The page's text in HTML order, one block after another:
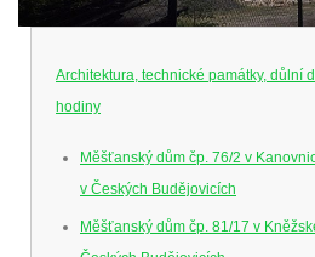
Architektura, technické památky, důlní
hodiny
Měšťanský dům čp. 76/2 v
v Českých Budějovicích
Měšťanský dům čp. 81/17 v